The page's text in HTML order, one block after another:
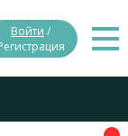
Войти /